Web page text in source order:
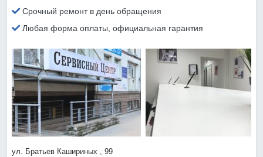
Срочный ремонт в день обращения
Любая форма оплаты, официальная гарантия
ул. Братьев Кашириных , 99